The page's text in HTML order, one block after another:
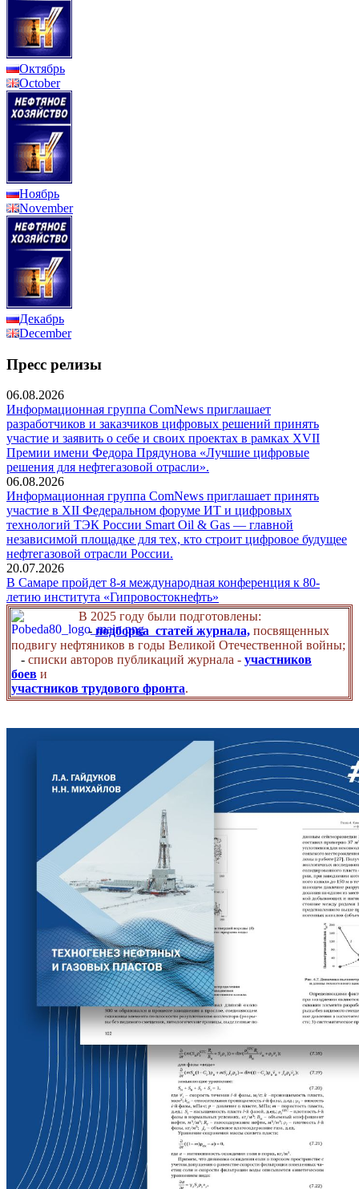
Октябрь
October
Ноябрь
November
Декабрь
December
Пресс релизы
06.08.2026
Информационная группа ComNews приглашает
разработчиков и заказчиков цифровых решений принять
участие и заявить о себе и своих проектах в рамках XVII
Премии имени Федора Прядунова «Лучшие цифровые
решения для нефтегазовой отрасли».
06.08.2026
Информационная группа ComNews приглашает принять
участие в XII Федеральном форуме ИТ и цифровых
технологий ТЭК России Smart Oil & Gas — главной
независимой площадке для тех, кто строит цифровое будущее
нефтегазовой отрасли России.
20.07.2026
В Самаре пройдет 8-я международная конференция к 80-
летию института «Гипровостокнефть»
В 2025 году были подготовлены:
- подборка статей журнала, посвященных
подвигу нефтяников в годы Великой Отечественной войны;
- списки авторов публикаций журнала - участников
боев и
участников трудового фронта.